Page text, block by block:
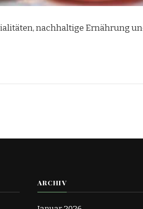
nachhaltige Ernährung
ARCHIV